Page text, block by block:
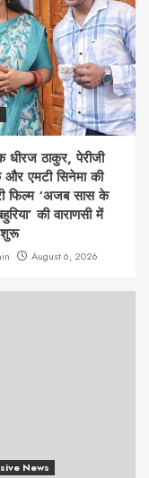
धीरज ठाकुर, पेरीजी
और एमटी सिनेमा की
फिल्म ‘अजब सास के
की वाराणसी में
August 6, 2026
News